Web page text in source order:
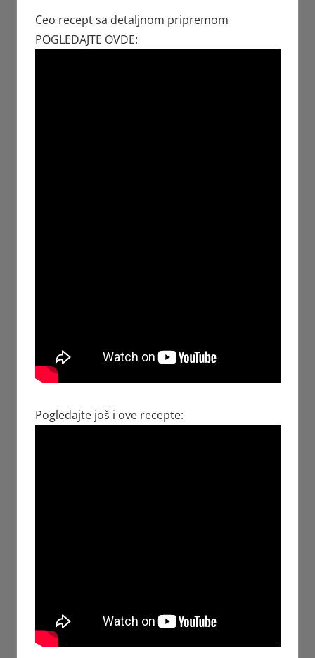
Ceo recept sa detaljnom pripremom
POGLEDAJTE OVDE:
Pogledajte još i ove recepte: